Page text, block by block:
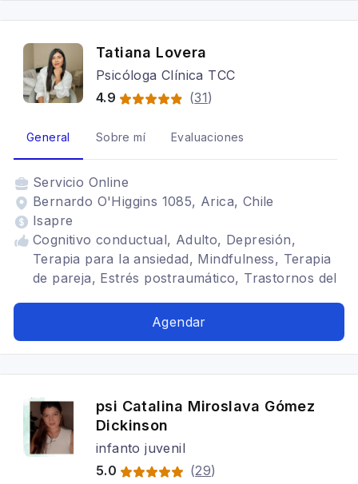
Tatiana Lovera
Psicóloga Clínica TCC
4.9
(31)
General Sobre mí Evaluaciones
Servicio Online
Bernardo O'Higgins 1085, Arica, Chile
Isapre
Cognitivo conductual, Adulto, Depresión,
Terapia para la ansiedad, Mindfulness, Terapia
de pareja, Estrés postraumático, Trastornos del
Agendar
psi Catalina Miroslava Gómez
Dickinson
infanto juvenil
5.0
(29)